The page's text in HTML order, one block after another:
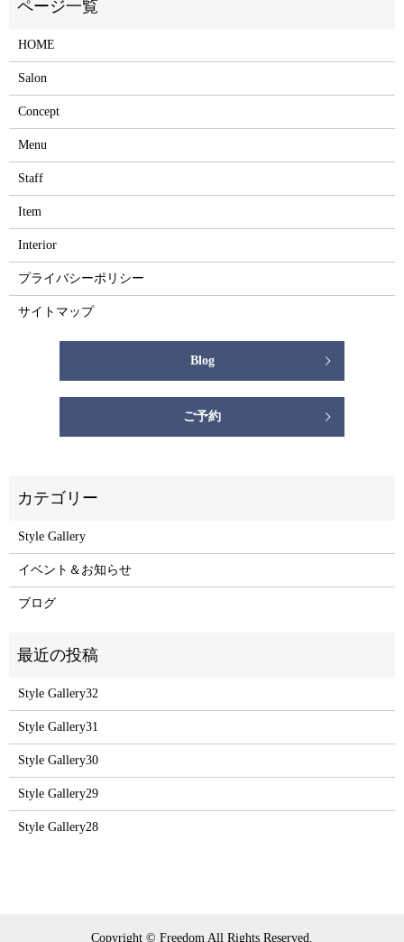
HOME
Salon
Concept
Menu
Staff
Item
Interior
プライバシーポリシー
サイトマップ
Blog
ご予約
Style Gallery
イベント＆お知らせ
ブログ
Style Gallery32
Style Gallery31
Style Gallery30
Style Gallery29
Style Gallery28
Copyright © Freedom All Rights Reserved.